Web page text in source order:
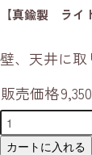
【真鍮製 ラ
壁、天井に取
販売価格
カートに入れる